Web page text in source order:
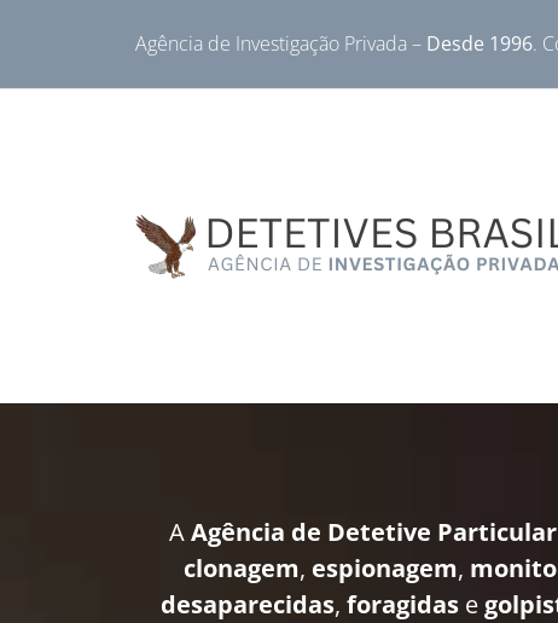
Agência de Investigação Privada – Desde 1996.
AAgência de Detetive
clonagem, espionagem,
desaparecidas, foragidas e